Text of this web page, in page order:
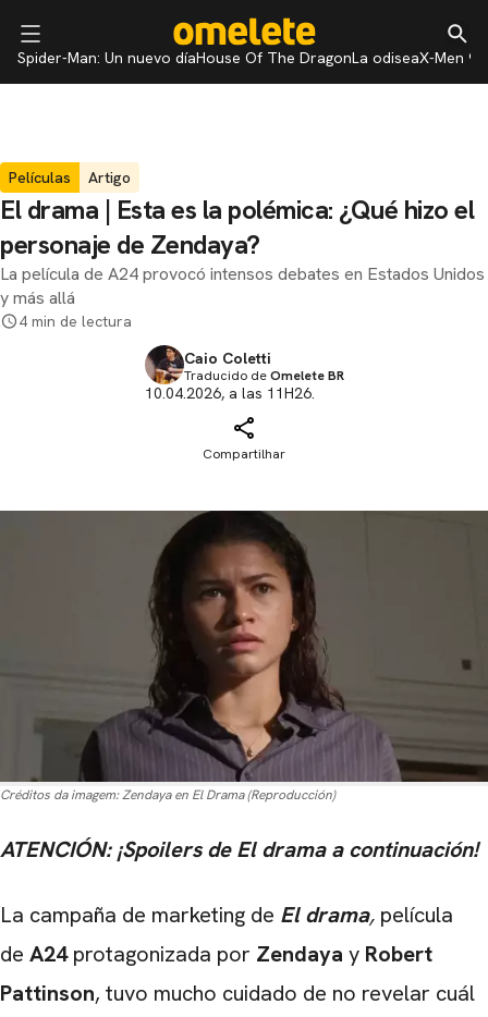
Spider-Man: Un nuevo díaHouse Of The DragonLa odiseaX-Men 97
Películas Artigo
El drama | Esta es la polémica: ¿Qué hizo el
personaje de Zendaya?
La película de A24 provocó intensos debates en Estados Unidos
y más allá
4 min de lectura
Caio Coletti
Traducido deOmelete BR
10.04.2026, a las 11H26.
Compartilhar
Créditos da imagem:Zendaya en El Drama (Reproducción)
ATENCIÓN: ¡Spoilers de El drama a continuación!
La campaña de marketing de El drama, película
de A24protagonizada por Zendaya y Robert
Pattinson, tuvo mucho cuidado de no revelar cuál